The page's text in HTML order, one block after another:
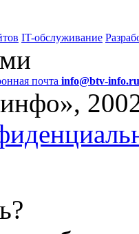
IT-обслуживание
почта info@btv-info.ru